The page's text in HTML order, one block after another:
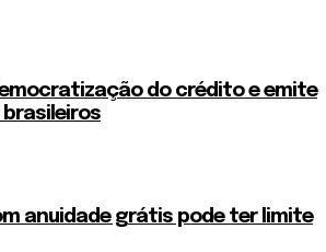
do crédito e emite
anuidade grátis pode ter limite